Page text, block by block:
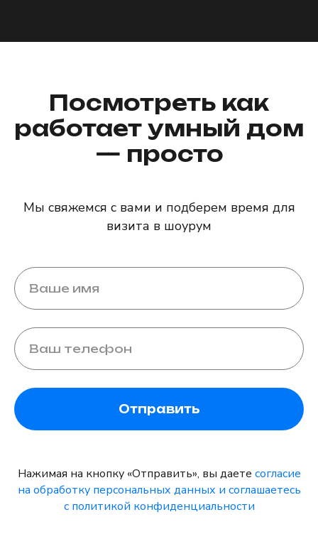
Посмотреть как
работает умный дом
— просто
Мы свяжемся с вами и подберем время для
визита в шоурум
Отправить
Нажимая на кнопку «Отправить», вы даете согласие
на обработку персональных данных и соглашаетесь
c политикой конфиденциальности